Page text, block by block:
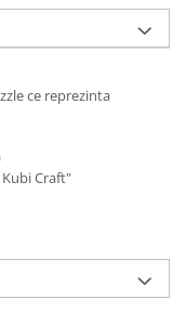
ce reprezinta
Craft"